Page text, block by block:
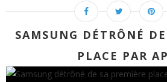
SAMSUNG DÉTRÔNÉ
PLACE PAR